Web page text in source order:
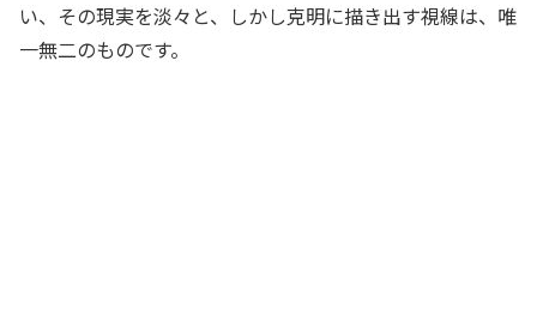
い、その現実を淡々と、しかし克明に描き出す視線は、唯
一無二のものです。